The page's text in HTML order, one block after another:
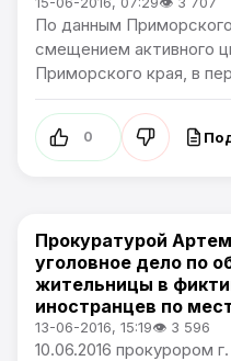
По данным
смещением активного
Приморского края, в
0
Происшествия
Прокуратурой
уголовное дело по
жительницы в
иностранцев по
13-06-2016, 15:19👁 3 596
10.06.2016 прокурором